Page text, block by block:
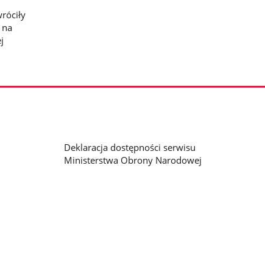
Deklaracja dostępności serwisu
Ministerstwa Obrony Narodowej